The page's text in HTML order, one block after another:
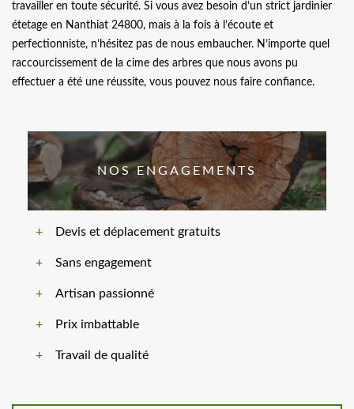
travailler en toute sécurité. Si vous avez besoin d’un strict jardinier
étetage en Nanthiat 24800, mais à la fois à l’écoute et
perfectionniste, n’hésitez pas de nous embaucher. N’importe quel
raccourcissement de la cime des arbres que nous avons pu
effectuer a été une réussite, vous pouvez nous faire confiance.
NOS ENGAGEMENTS
Devis et déplacement gratuits
Sans engagement
Artisan passionné
Prix imbattable
Travail de qualité